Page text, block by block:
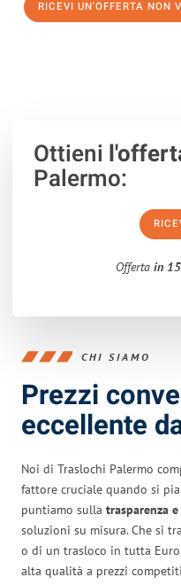
RICEVI UN'OFFERTA NON
Ottieni
Palermo:
Offerta in
CHI SIAMO
Prezzi
eccellente
Noi di Traslochi Palermo
fattore cruciale quando si
puntiamo sulla trasparenza
soluzioni su misura. Che si
o di un trasloco in tutta
alta qualità a prezzi